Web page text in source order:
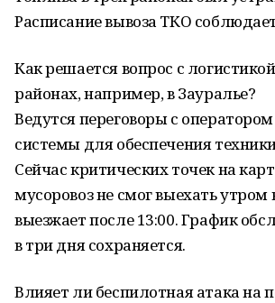
Расписание вывоза ТКО
Как решается вопрос с
районах, например, в Зауралье?
Ведутся переговоры с
системы для обеспечения
Сейчас критических точек на
мусоровоз не смог выехать утром
выезжает после 13:00. График
в три дня сохраняется.
Влияет ли беспилотная атака на